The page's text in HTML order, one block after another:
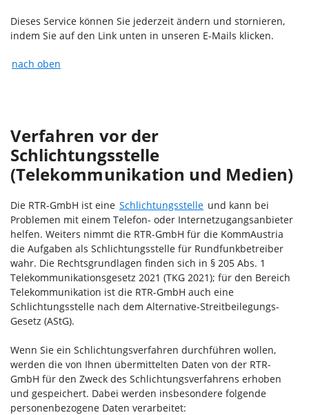
Dieses Service können Sie jederzeit ändern und stornieren,
indem Sie auf den Link unten in unseren E-Mails klicken.
nach oben
Verfahren vor der
Schlichtungsstelle
(Telekommunikation und Medien)
Die RTR-GmbH ist eine Schlichtungsstelle und kann bei
Problemen mit einem Telefon- oder Internetzugangsanbieter
helfen. Weiters nimmt die RTR-GmbH für die KommAustria
die Aufgaben als Schlichtungsstelle für Rundfunkbetreiber
wahr. Die Rechtsgrundlagen finden sich in § 205 Abs. 1
Telekommunikationsgesetz 2021 (TKG 2021); für den Bereich
Telekommunikation ist die RTR-GmbH auch eine
Schlichtungsstelle nach dem Alternative-Streitbeilegungs-
Gesetz (AStG).
Wenn Sie ein Schlichtungsverfahren durchführen wollen,
werden die von Ihnen übermittelten Daten von der RTR-
GmbH für den Zweck des Schlichtungsverfahrens erhoben
und gespeichert. Dabei werden insbesondere folgende
personenbezogene Daten verarbeitet: